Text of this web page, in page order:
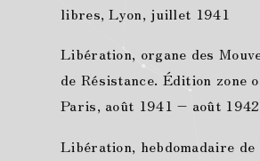
libres, Lyon, juillet 1941
Libération, organe des
de Résistance. Édition zone
Paris, août 1941 – août 1942
Libération, hebdomadaire de